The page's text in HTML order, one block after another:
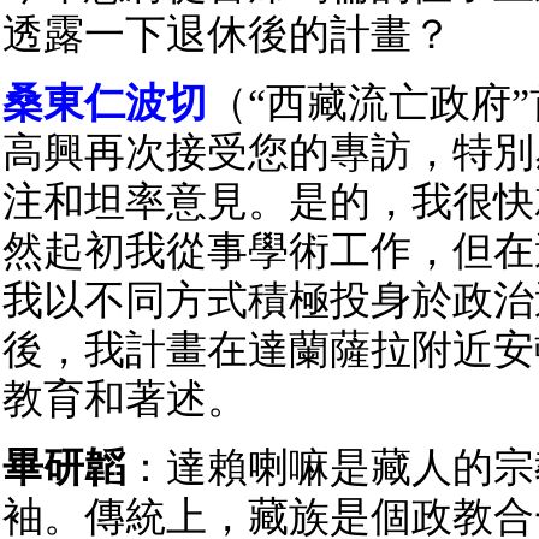
透露一下退休後的計畫？
桑東仁波切
（“西藏流亡政府
高興再次接受您的專訪，特
注和坦率意見。是的，我很
然起初我從事學術工作，但
我以不同方式積極投身於政
後，我計畫在達蘭薩拉附近
教育和著述。
畢研韜：達賴喇嘛是藏人的
袖。傳統上，藏族是個政教